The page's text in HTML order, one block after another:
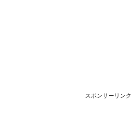
スポンサーリンク